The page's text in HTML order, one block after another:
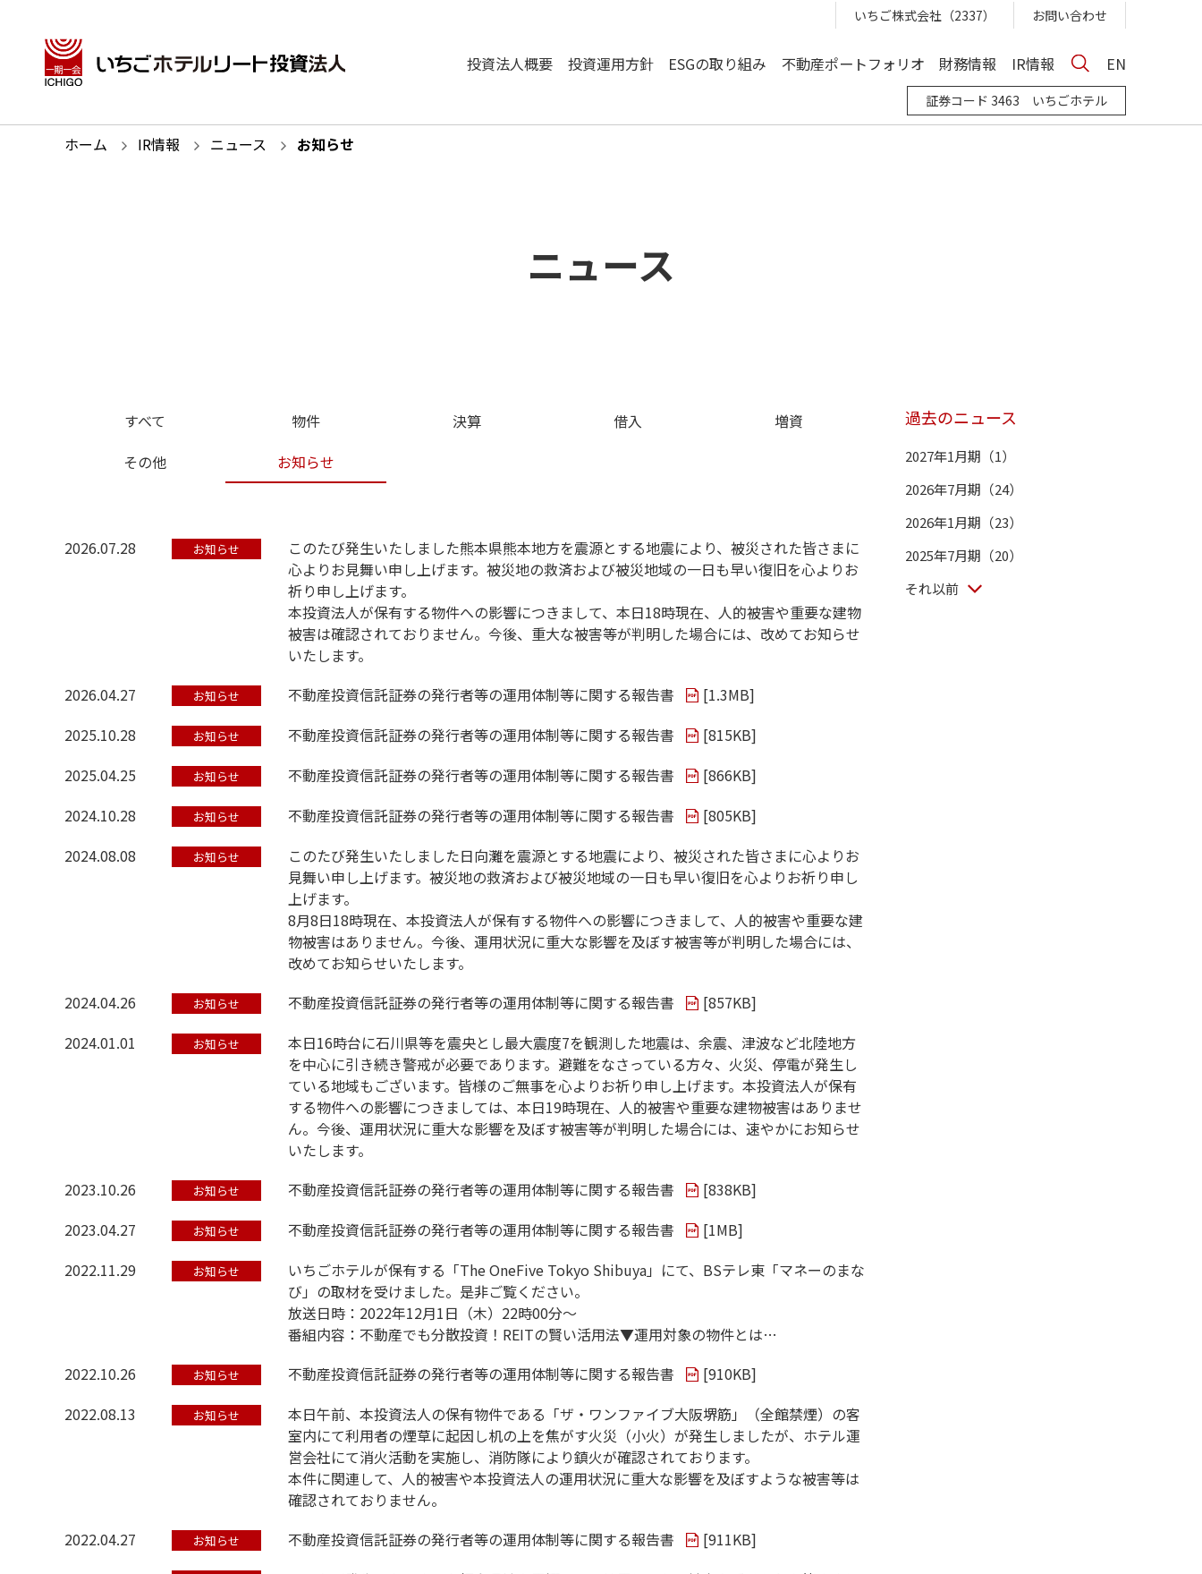
投資法人概要 投資運用方針 ESGの取り組み 不動産ポートフォリオ 財務情報 IR情報 EN
いちご株式会社（2337） お問い合わせ
証券コード 3463 いちごホテル
ホーム IR情報 ニュース お知らせ
ニュース
すべて 物件 決算 借入
増資
その他
お知らせ
2026.07.28 お知らせ
このたび発生いたしました熊本県熊本地方を震源とする地震により、被災された皆さまに
心よりお見舞い申し上げます。被災地の救済および被災地域の一日も早い復旧を心よりお
祈り申し上げます。
本投資法人が保有する物件への影響につきまして、本日18時現在、人的被害や重要な建物
被害は確認されておりません。今後、重大な被害等が判明した場合には、改めてお知らせ
いたします。
2026.04.27
お知らせ 不動産投資信託証券の発行者等の運用体制等に関する報告書 [1.3MB]
2025.10.28
お知らせ 不動産投資信託証券の発行者等の運用体制等に関する報告書 [815KB]
2025.04.25
お知らせ 不動産投資信託証券の発行者等の運用体制等に関する報告書 [866KB]
2024.10.28
お知らせ 不動産投資信託証券の発行者等の運用体制等に関する報告書 [805KB]
2024.08.08
お知らせ
このたび発生いたしました日向灘を震源とする地震により、被災された皆さまに心よりお
見舞い申し上げます。被災地の救済および被災地域の一日も早い復旧を心よりお祈り申し
上げます。
8月8日18時現在、本投資法人が保有する物件への影響につきまして、人的被害や重要な建
物被害はありません。今後、運用状況に重大な影響を及ぼす被害等が判明した場合には、
改めてお知らせいたします。
2024.04.26
お知らせ 不動産投資信託証券の発行者等の運用体制等に関する報告書 [857KB]
2024.01.01
お知らせ
本日16時台に石川県等を震央とし最大震度7を観測した地震は、余震、津波など北陸地方
を中心に引き続き警戒が必要であります。避難をなさっている方々、火災、停電が発生し
ている地域もございます。皆様のご無事を心よりお祈り申し上げます。本投資法人が保有
する物件への影響につきましては、本日19時現在、人的被害や重要な建物被害はありませ
ん。今後、運用状況に重大な影響を及ぼす被害等が判明した場合には、速やかにお知らせ
いたします。
2023.10.26
お知らせ 不動産投資信託証券の発行者等の運用体制等に関する報告書 [838KB]
2023.04.27
お知らせ 不動産投資信託証券の発行者等の運用体制等に関する報告書 [1MB]
2022.11.29
お知らせ
いちごホテルが保有する「The OneFive Tokyo Shibuya」にて、BSテレ東「マネーのまな
び」の取材を受けました。是非ご覧ください。
放送日時：2022年12月1日（木）22時00分～
番組内容：不動産でも分散投資！REITの賢い活用法▼運用対象の物件とは…
2022.10.26
お知らせ 不動産投資信託証券の発行者等の運用体制等に関する報告書 [910KB]
2022.08.13
お知らせ
本日午前、本投資法人の保有物件である「ザ・ワンファイブ大阪堺筋」（全館禁煙）の客
室内にて利用者の煙草に起因し机の上を焦がす火災（小火）が発生しましたが、ホテル運
営会社にて消火活動を実施し、消防隊により鎮火が確認されております。
本件に関連して、人的被害や本投資法人の運用状況に重大な影響を及ぼすような被害等は
確認されておりません。
2022.04.27
お知らせ 不動産投資信託証券の発行者等の運用体制等に関する報告書 [911KB]
過去のニュース
2027年1月期（1）
2026年7月期（24）
2026年1月期（23）
2025年7月期（20）
それ以前